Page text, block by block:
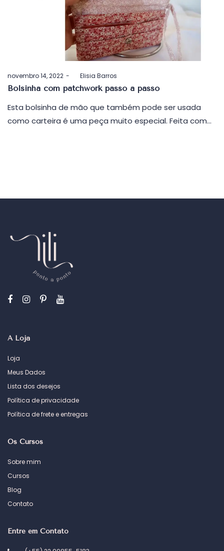
Postado
em
novembro 14, 2022 byElisia Barros
Bolsinha com patchwork passo a passo
Esta bolsinha de mão que também pode ser usada
como carteira é uma peça muito especial. Feita com…
A Loja
Loja
Meus Dados
Lista dos desejos
Política de privacidade
Política de frete e entregas
Os Cursos
Sobre mim
Cursos
Blog
Contato
Entre em Contato